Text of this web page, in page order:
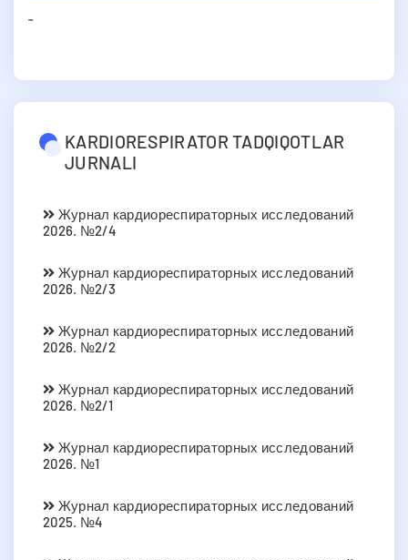
-
KARDIORESPIRATOR TADQIQOTLAR
JURNALI
Журнал кардиореспираторных исследований
2026. №2/4
Журнал кардиореспираторных исследований
2026. №2/3
Журнал кардиореспираторных исследований
2026. №2/2
Журнал кардиореспираторных исследований
2026. №2/1
Журнал кардиореспираторных исследований
2026. №1
Журнал кардиореспираторных исследований
2025. №4